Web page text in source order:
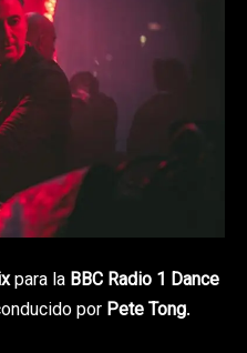
para la BBC Radio 1 Dance
por Pete Tong.